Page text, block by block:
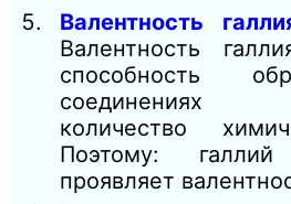
Валентность
Валентность
способность
соединениях
количество
Поэтому:
проявляет